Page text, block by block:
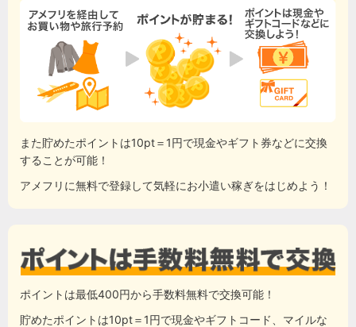
また貯めたポイントは10pt＝1円で現金やギフト券などに交換
することが可能！
アメフリに無料で登録して気軽にお小遣い稼ぎをはじめよう！
ポイントは最低400円から手数料無料で交換可能！
貯めたポイントは10pt＝1円で現金やギフトコード、マイルな